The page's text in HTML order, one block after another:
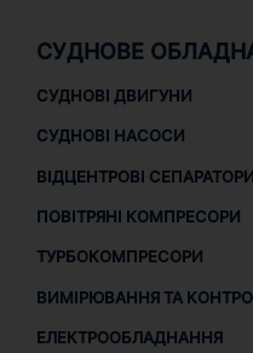
СУДНОВЕ
СУДНОВІ ДВИГУНИ
СУДНОВІ НАСОСИ
ВІДЦЕНТРОВІ СЕПАРАТОРИ
ПОВІТРЯНІ КОМПРЕСОРИ
ТУРБОКОМПРЕСОРИ
ВИМІРЮВАННЯ ТА
ЕЛЕКТРООБЛАДНАННЯ